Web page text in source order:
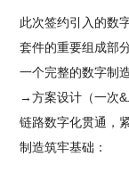
此次签约引入的数
套件的重要组成部
一个完整的数字制
→方案设计（一次
链路数字化贯通，
制造筑牢基础：